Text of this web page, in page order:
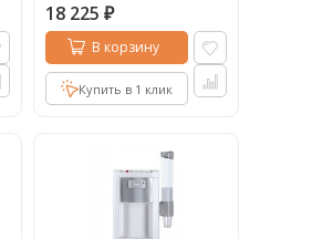
18 225 ₽
В корзину
Купить в 1 клик